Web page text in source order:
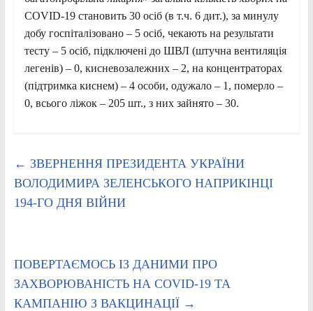
COVID-19 становить 30 осіб (в т.ч. 6 дит.), за минулу
добу госпіталізовано – 5 осіб, чекають на результати
тесту – 5 осіб, підключені до ШВЛ (штучна вентиляція
легенів) – 0, кисневозалежних – 2, на концентраторах
(підтримка киснем) – 4 особи, одужало – 1, померло –
0, всього ліжок – 205 шт., з них зайнято – 30.
← ЗВЕРНЕННЯ ПРЕЗИДЕНТА УКРАЇНИ
ВОЛОДИМИРА ЗЕЛЕНСЬКОГО НАПРИКІНЦІ
194-ГО ДНЯ ВІЙНИ
ПОВЕРТАЄМОСЬ ІЗ ДАНИМИ ПРО
ЗАХВОРЮВАНІСТЬ НА COVID-19 ТА
КАМПАНІЮ З ВАКЦИНАЦІЇ →